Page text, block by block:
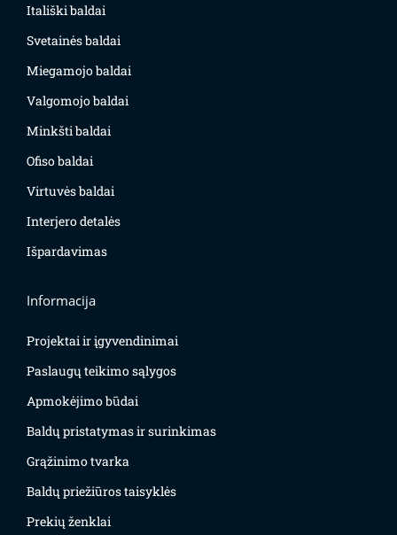
Itališki baldai
Svetainės baldai
Miegamojo baldai
Valgomojo baldai
Minkšti baldai
Ofiso baldai
Virtuvės baldai
Interjero detalės
Išpardavimas
Informacija
Projektai ir įgyvendinimai
Paslaugų teikimo sąlygos
Apmokėjimo būdai
Baldų pristatymas ir surinkimas
Grąžinimo tvarka
Baldų priežiūros taisyklės
Prekių ženklai